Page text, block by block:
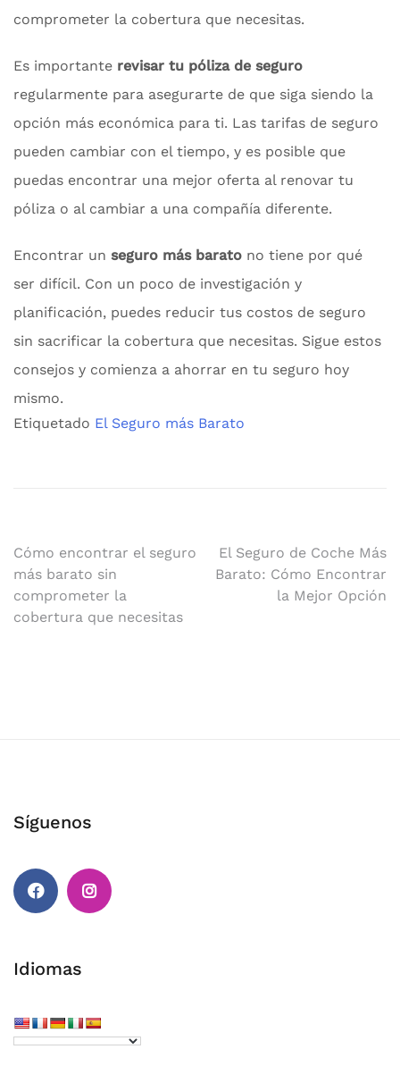
comprometer la cobertura que necesitas.
Es importante revisar tu póliza de seguro
regularmente para asegurarte de que siga siendo la
opción más económica para ti. Las tarifas de seguro
pueden cambiar con el tiempo, y es posible que
puedas encontrar una mejor oferta al renovar tu
póliza o al cambiar a una compañía diferente.
Encontrar un seguro más barato no tiene por qué
ser difícil. Con un poco de investigación y
planificación, puedes reducir tus costos de seguro
sin sacrificar la cobertura que necesitas. Sigue estos
consejos y comienza a ahorrar en tu seguro hoy
mismo.
Etiquetado El Seguro más Barato
Navegación
de
entradas
Cómo encontrar el seguro
más barato sin
comprometer la
cobertura que necesitas
El Seguro de Coche Más
Barato: Cómo Encontrar
la Mejor Opción
Síguenos
Idiomas